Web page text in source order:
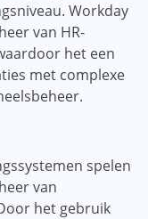
Workday
van HR-
het een
met complexe
spelen
van
het gebruik